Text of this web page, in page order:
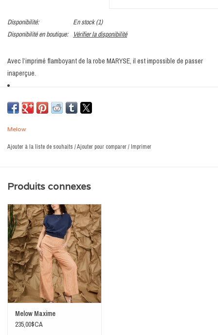
Disponibilité: En stock(1)
Disponibilité en boutique:
Vérifier la disponibilité
Avec l’imprimé flamboyant de la robe MARYSE, il est impossible de passer
inaperçue.
Longueur en haut du genou
Encolure en V
Taille cintrée avec élastique au dos
Composition et entretien
100% coton
Laver à la machine à l'eau froide, cycle délicat. Suspendre pour sécher.
Melow
Ajouter à la liste de souhaits /Ajouter pour comparer/ Imprimer
Produits connexes
Melow Maxime
235,00$CA